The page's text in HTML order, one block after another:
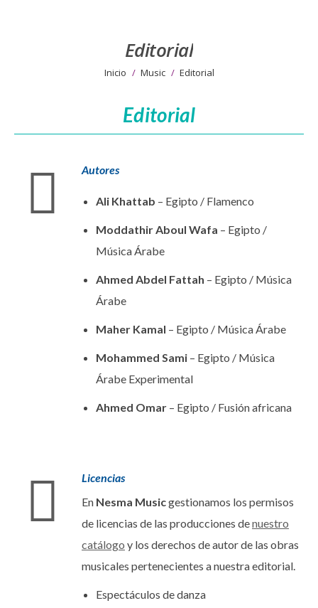
Editorial
Estás aquí:
Inicio Music Editorial
Editorial
Autores
Ali Khattab – Egipto / Flamenco
Moddathir Aboul Wafa – Egipto /
Música Árabe
Ahmed Abdel Fattah – Egipto / Música
Árabe
Maher Kamal – Egipto / Música Árabe
Mohammed Sami – Egipto / Música
Árabe Experimental
Ahmed Omar – Egipto / Fusión africana
Licencias
En Nesma Musicgestionamos los permisos
de licencias de las producciones denuestro
catálogo y los derechos de autor de las obras
musicales pertenecientes a nuestra editorial.
Espectáculos de danza